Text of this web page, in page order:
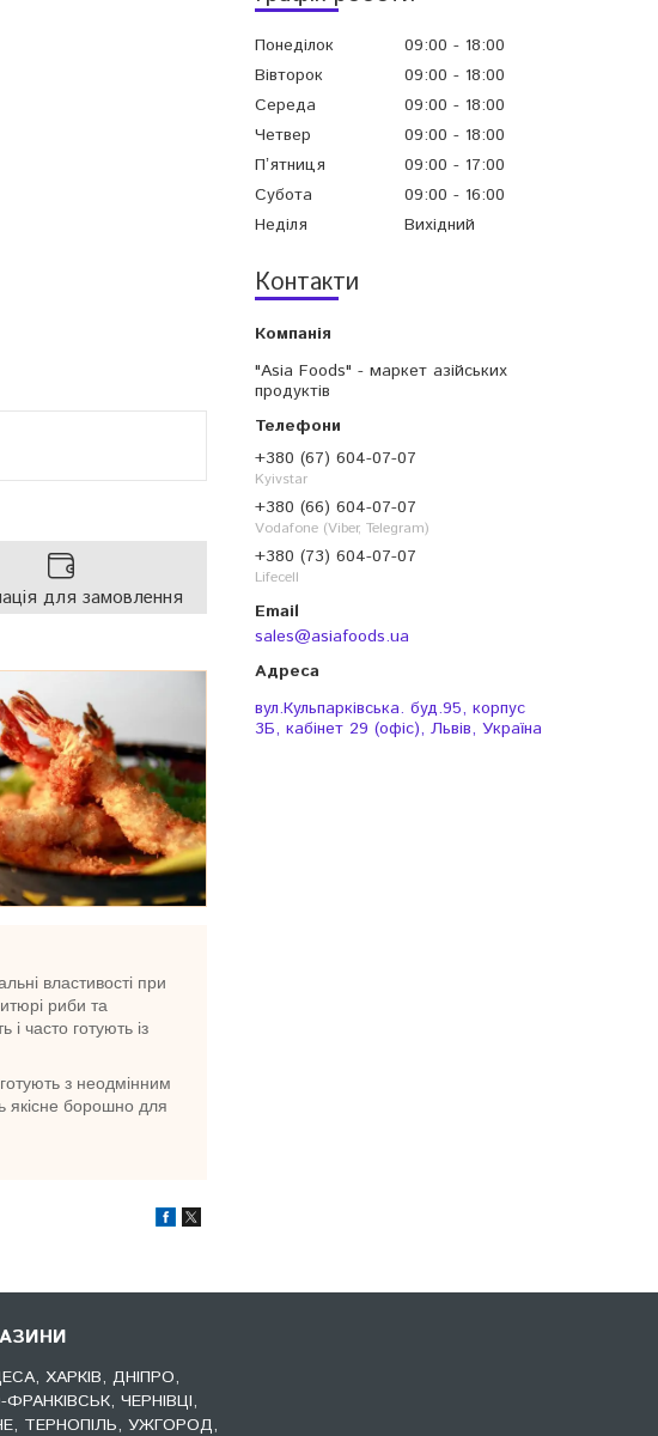
Понеділок 09:00
18:00
Вівторок
09:00
18:00
Середа
09:00
18:00
Четвер
09:00
18:00
Пʼятниця
09:00
17:00
Субота
09:00
16:00
Неділя
Вихідний
Контакти
"Asia Foods" - маркет азійських
продуктів
+380 (67) 604-07-07
Kyivstar
+380 (66) 604-07-07
Vodafone (Viber, Telegram)
+380 (73) 604-07-07
Lifecell
sales@asiafoods.ua
вул.Кульпарківська. буд.95, корпус
3Б, кабінет 29 (офіс), Львів, Україна
для замовлення
властивості при
риби та
часто готують із
з неодмінним
якісне борошно для
ХАРКІВ, ДНІПРО,
ЧЕРНІВЦІ,
ТЕРНОПІЛЬ, УЖГОРОД,